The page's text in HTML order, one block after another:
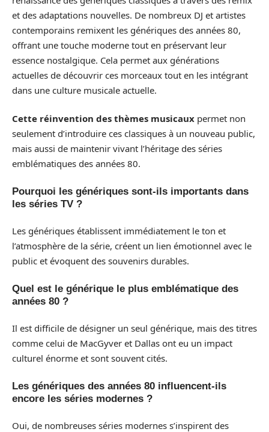
et des adaptations nouvelles. De nombreux DJ et artistes
contemporains remixent les génériques des années 80,
offrant une touche moderne tout en préservant leur
essence nostalgique. Cela permet aux générations
actuelles de découvrir ces morceaux tout en les intégrant
dans une culture musicale actuelle.
Cette réinvention des thèmes musicaux permet non
seulement d’introduire ces classiques à un nouveau public,
mais aussi de maintenir vivant l’héritage des séries
emblématiques des années 80.
Pourquoi les génériques sont-ils importants dans
les séries TV ?
Les génériques établissent immédiatement le ton et
l’atmosphère de la série, créent un lien émotionnel avec le
public et évoquent des souvenirs durables.
Quel est le générique le plus emblématique des
années 80 ?
Il est difficile de désigner un seul générique, mais des titres
comme celui de MacGyver et Dallas ont eu un impact
culturel énorme et sont souvent cités.
Les génériques des années 80 influencent-ils
encore les séries modernes ?
Oui, de nombreuses séries modernes s’inspirent des